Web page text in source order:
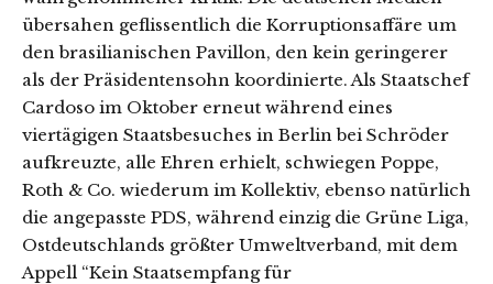
übersahen geflissentlich die Korruptionsaffäre um
den brasilianischen Pavillon, den kein geringerer
als der Präsidentensohn koordinierte. Als Staatschef
Cardoso im Oktober erneut während eines
viertägigen Staatsbesuches in Berlin bei Schröder
aufkreuzte, alle Ehren erhielt, schwiegen Poppe,
Roth & Co. wiederum im Kollektiv, ebenso natürlich
die angepasste PDS, während einzig die Grüne Liga,
Ostdeutschlands größter Umweltverband, mit dem
Appell “Kein Staatsempfang für